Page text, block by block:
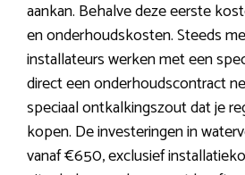
aankan. Behalve deze eerste
en onderhoudskosten. Steeds
installateurs werken met een
direct een onderhoudscontract
speciaal ontkalkingszout dat je
kopen. De investeringen in
vanaf €650, exclusief